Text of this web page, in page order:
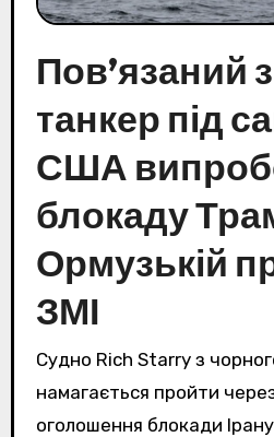
Пов’язаний
танкер під
США
блокаду
Ормузькій
ЗМІ
Судно Rich Starry з чорного списку США
намагається пройти
оголошення блокади